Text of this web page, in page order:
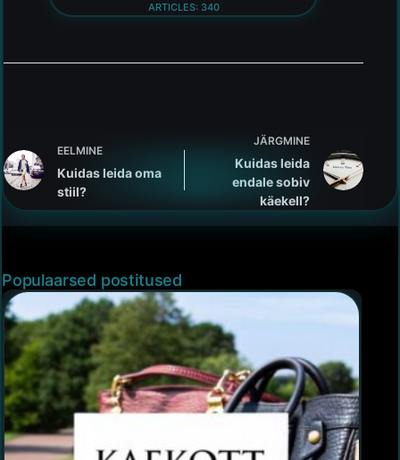
ARTICLES: 340
EELMINE
Kuidas leida oma
stiil?
JÄRGMINE
Kuidas leida
endale sobiv
käekell?
Populaarsed postitused